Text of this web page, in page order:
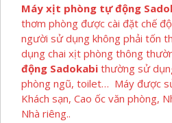
Máy xịt phòng tự động
thơm phòng được cài đặt chế
người sử dụng không phải tốn
dụng chai xịt phòng thông
động Sadokabi thường sử
phòng ngũ, toilet… Máy được
Khách sạn, Cao ốc văn phòng,
Nhà riêng..